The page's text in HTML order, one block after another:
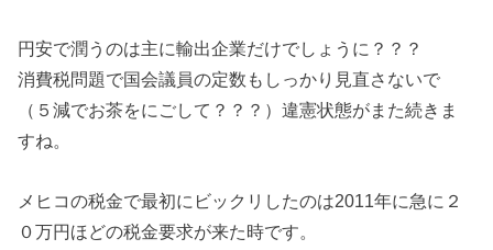
円安で潤うのは主に輸出企業だけでしょうに？？？
消費税問題で国会議員の定数もしっかり見直さないで
（５減でお茶をにごして？？？）違憲状態がまた続きま
すね。
メヒコの税金で最初にビックリしたのは2011年に急に２
０万円ほどの税金要求が来た時です。